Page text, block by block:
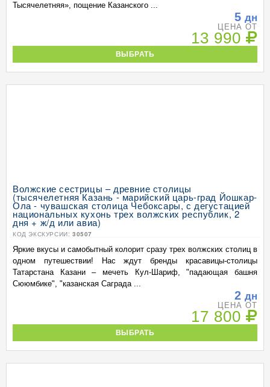
Тысячелетняя», пощение Казанского ...
5 дн
ЦЕНА ОТ
13 990
ВЫБРАТЬ
Волжские сестрицы – древние столицы
(тысячелетняя Казань - марийский царь-град Йошкар-
Ола - чувашская столица Чебоксары, с дегустацией
национальных кухонь трех волжских республик, 2
дня + ж/д или авиа)
КОД ЭКСКУРСИИ: 30507
Яркие вкусы и самобытный колорит сразу трех волжских столиц в
одном путешествии! Нас ждут бренды красавицы-столицы
Татарстана Казани – мечеть Кул-Шариф, "падающая башня
Сююмбике", "казанская Саграда ...
2 дн
ЦЕНА ОТ
17 800
ВЫБРАТЬ